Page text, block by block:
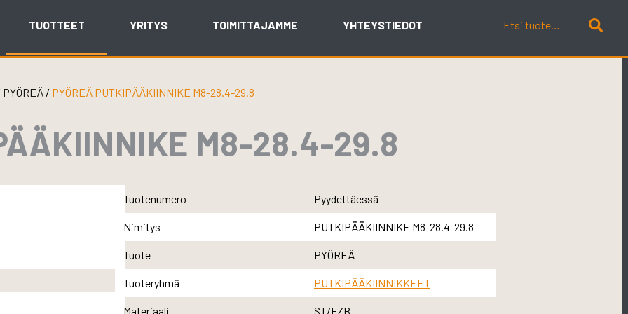
TUOTTEET YRITYS TOIMITTAJAMME YHTEYSTIEDOT
PYÖREÄ / PYÖREÄ PUTKIPÄÄKIINNIKE M8-28.4-29.8
M8-28.4-29.8
Tuotenumero Pyydettäessä
Nimitys PUTKIPÄÄKIINNIKE M8-28.4-29.8
Tuote PYÖREÄ
Tuoteryhmä PUTKIPÄÄKIINNIKKEET
Materiaali ST/FZB